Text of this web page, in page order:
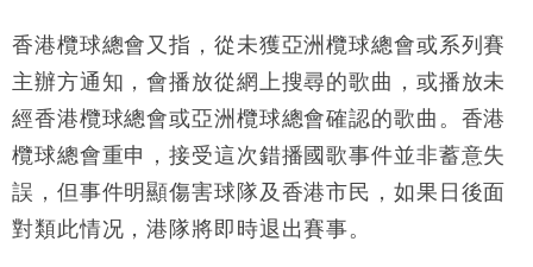
差達1125億美元
12:44
財經｜日本春季三度入市撐日圓 4月單日斥6.28萬億
日圓干預創新高
11:12
國際｜特朗普料美伊戰事快結束 承認部分彈藥庫存緊
張
15:59
財經｜SA售股自救後再出手 斥4億美元押注未上市公
司
香港欖球總會又指，從未獲亞洲欖球總會或系列賽
主辦方通知，會播放從網上搜尋的歌曲，或播放未
經香港欖球總會或亞洲欖球總會確認的歌曲。香港
欖球總會重申，接受這次錯播國歌事件並非蓄意失
誤，但事件明顯傷害球隊及香港市民，如果日後面
對類此情况，港隊將即時退出賽事。